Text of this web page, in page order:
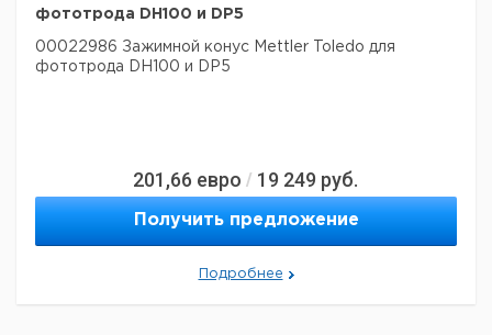
фототрода DH100 и DP5
00022986 Зажимной конус Mettler Toledo для
фототрода DH100 и DP5
201,66 евро / 19 249 руб.
Получить предложение
Подробнее